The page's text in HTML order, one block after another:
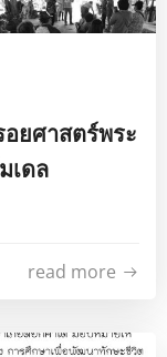
อยศาสตร์พระ
เดล
read more